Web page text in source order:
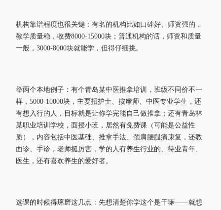
机构靠谱程度也很关键：有名的机构比如口碑好、师资强的，
教学质量稳，收费8000-15000块；普通机构的话，师资和质量
一般，3000-8000块就能学，但得仔细挑。
举两个本地例子：有个青岛某中医推拿培训，班级不同价不一
样，5000-10000块，主要招护士、按摩师、中医专业学生，还
有想入行的人，目标就是让你学完能自己做推拿；还有青岛林
某职业培训学校，面授小班，居然有免费课（可能是公益性
质），内容包括中医基础、推拿手法、颈肩腰腿痛康复，还教
面诊、手诊，老师挺厉害，学的人有养生行业的、待业青年、
医生，还有喜欢养生的爱好者。
选课的时候得琢磨这几点：先想清楚你学这个是干嘛——就想